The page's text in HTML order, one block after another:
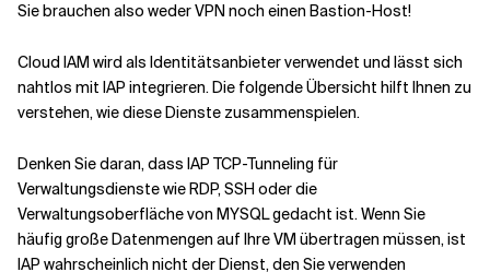
Verwandte Themen
Sie brauchen also weder VPN noch einen Bastion-Host!
Cloud IAM wird als Identitätsanbieter verwendet und lässt sich
nahtlos mit IAP integrieren. Die folgende Übersicht hilft Ihnen zu
verstehen, wie diese Dienste zusammenspielen.
Denken Sie daran, dass IAP TCP-Tunneling für
Verwaltungsdienste wie RDP, SSH oder die
Verwaltungsoberfläche von MYSQL gedacht ist. Wenn Sie
häufig große Datenmengen auf Ihre VM übertragen müssen, ist
IAP wahrscheinlich nicht der Dienst, den Sie verwenden